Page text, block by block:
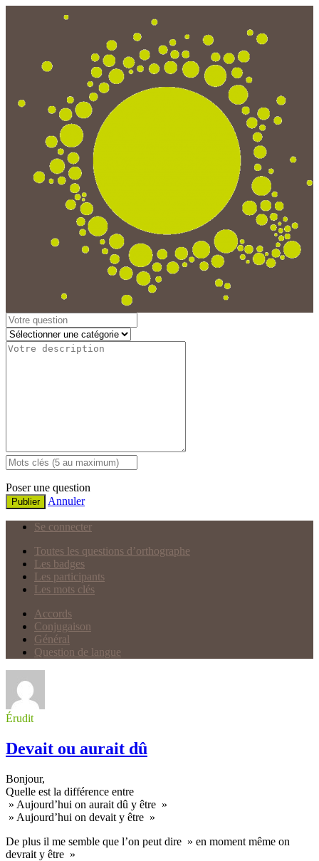
Poser une question
Publier Annuler
Se connecter
Toutes les questions d’orthographe
Les badges
Les participants
Les mots clés
Accords
Conjugaison
Général
Question de langue
Érudit
Devait ou aurait dû
Bonjour,
Quelle est la différence entre
» Aujourd’hui on aurait dû y être »
» Aujourd’hui on devait y être »
De plus il me semble que l’on peut dire » en moment même on
devrait y être »